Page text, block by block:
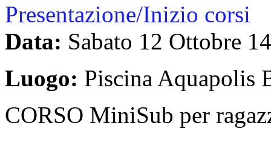
Presentazione/Inizio corsi
Data: Sabato 12 Ottobre
Luogo: Piscina Aquapolis
CORSO MiniSub per